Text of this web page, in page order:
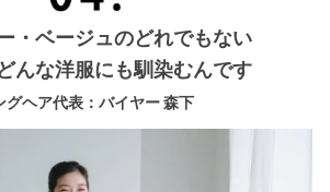
・ベージュのどれでもない
んな洋服にも馴染むんです
グヘア代表：バイヤー 森下